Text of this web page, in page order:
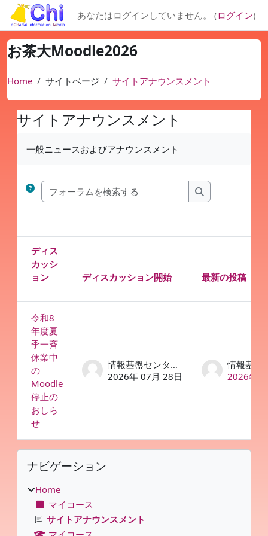
メインコンテンツへスキップする
あなたはログインしていません。 (ログイン)
お茶大Moodle2026
Home サイトページ サイトアナウンスメント
サイトアナウンスメント
一般ニュースおよびアナウンスメント
フォーラムを検索
フォーラムを検
ステータス
ディス
カッシ
ョン
ディスカッション開始 最新の投稿
令和8
年度夏
季一斉
休業中
の
Moodle
停止の
おしら
せ
情報基盤センター (Moodle担当)
2026年 07月 28日
2026年
ブロック
ナビゲーション をスキップする
ナビゲーション
Home
マイコース
サイトアナウンスメント